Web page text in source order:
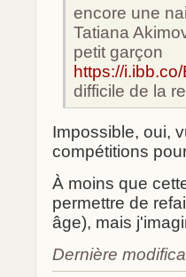
encore une
Tatiana
petit garçon
https://
difficile de la
Impossible, oui,
compétitions
À moins que
permettre de
âge), mais
Dernière